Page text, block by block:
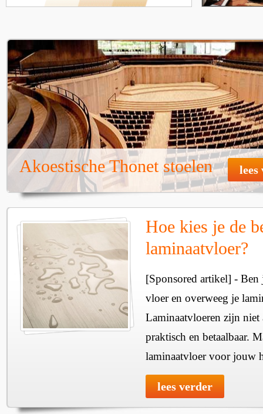
Akoestische Thonet stoelen lees
Hoe kies je de
laminaatvloer?
[Sponsored artikel] - Ben
vloer en overweeg je
Laminaatvloeren zijn
praktisch en betaalbaar.
laminaatvloer voor jouw
lees verder